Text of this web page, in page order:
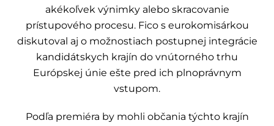
akékoľvek výnimky alebo skracovanie
prístupového procesu. Fico s eurokomisárkou
diskutoval aj o možnostiach postupnej integrácie
kandidátskych krajín do vnútorného trhu
Európskej únie ešte pred ich plnoprávnym
vstupom.
Podľa premiéra by mohli občania týchto krajín